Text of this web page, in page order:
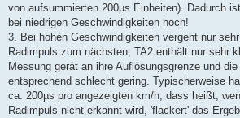
von aufsummierten 200µs Einheiten). Dadurch
bei niedrigen Geschwindigkeiten hoch!
3. Bei hohen Geschwindigkeiten vergeht nur
Radimpuls zum nächsten, TA2 enthält nur sehr
Messung gerät an ihre Auflösungsgrenze und
entsprechend schlecht gering. Typischerweise
ca. 200µs pro angezeigten km/h, dass heißt,
Radimpuls nicht erkannt wird, 'flackert' das